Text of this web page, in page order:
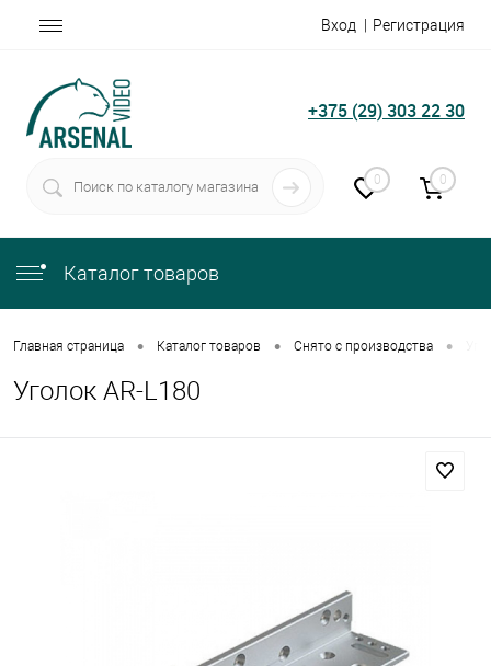
Вход Регистрация
+375 (29) 303 22 30
0 0
Каталог товаров
Главная страница • Каталог товаров • Снято с производства •
Уголок AR-L180